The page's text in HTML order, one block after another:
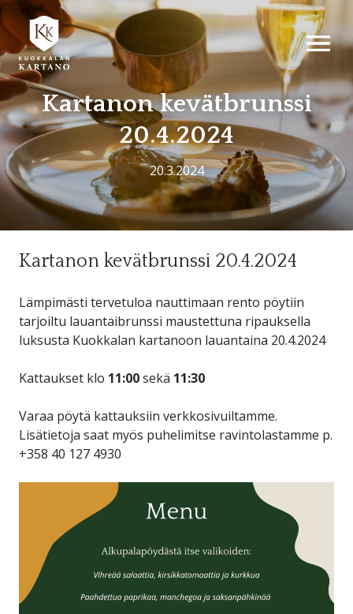
Kartanon kevätbrunssi
20.4.2024
20.3.2024
Kartanon kevätbrunssi 20.4.2024
Lämpimästi tervetuloa nauttimaan rento pöytiin
tarjoiltu lauantaibrunssi maustettuna ripauksella
luksusta Kuokkalan kartanoon lauantaina 20.4.2024
Kattaukset klo 11:00sekä 11:30
Varaa pöytä kattauksiin verkkosivuiltamme.
Lisätietoja saat myös puhelimitse ravintolastamme p.
+358 40 127 4930